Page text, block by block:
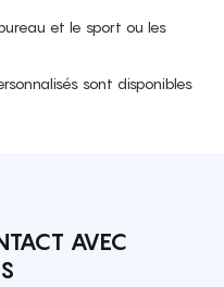
et le sport ou les
sont disponibles
AVEC